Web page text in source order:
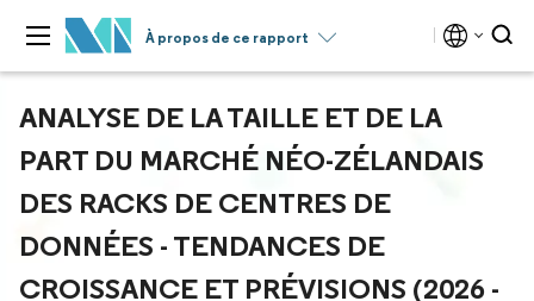
À propos de ce rapport
ANALYSE DE LA TAILLE ET DE LA
PART DU MARCHÉ NÉO-ZÉLANDAIS
DES RACKS DE CENTRES DE
DONNÉES - TENDANCES DE
CROISSANCE ET PRÉVISIONS (2026 -